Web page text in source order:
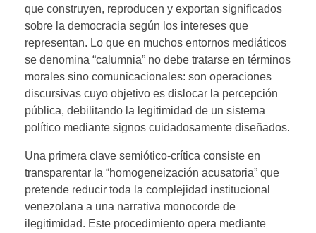
que construyen, reproducen y exportan significados
sobre la democracia según los intereses que
representan. Lo que en muchos entornos mediáticos
se denomina “calumnia” no debe tratarse en términos
morales sino comunicacionales: son operaciones
discursivas cuyo objetivo es dislocar la percepción
pública, debilitando la legitimidad de un sistema
político mediante signos cuidadosamente diseñados.
Una primera clave semiótico-crítica consiste en
transparentar la “homogeneización acusatoria” que
pretende reducir toda la complejidad institucional
venezolana a una narrativa monocorde de
ilegitimidad. Este procedimiento opera mediante